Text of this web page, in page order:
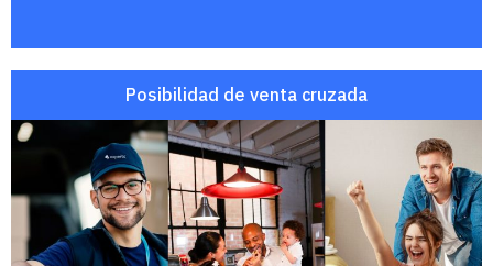
Posibilidad de venta cruzada